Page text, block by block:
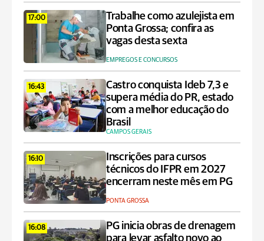
17:00
Trabalhe como azulejista em
Ponta Grossa; confira as
vagas desta sexta
EMPREGOS E CONCURSOS
16:43
Castro conquista Ideb 7,3 e
supera média do PR, estado
com a melhor educação do
Brasil
CAMPOS GERAIS
16:10
Inscrições para cursos
técnicos do IFPR em 2027
encerram neste mês em PG
PONTA GROSSA
16:08
PG inicia obras de drenagem
para levar asfalto novo ao